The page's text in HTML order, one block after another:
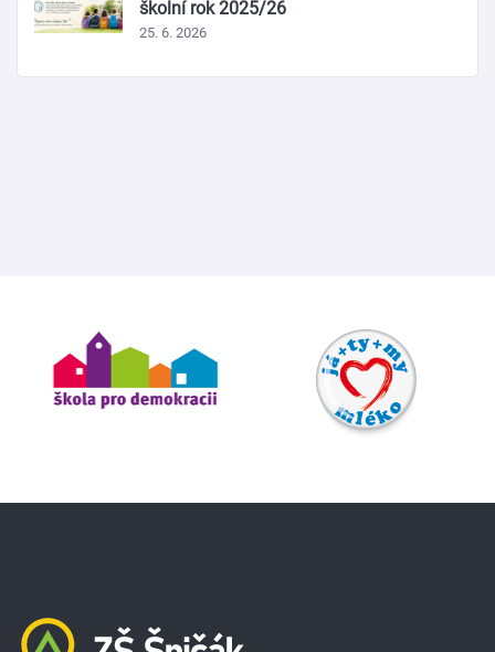
školní rok 2025/26
25. 6. 2026